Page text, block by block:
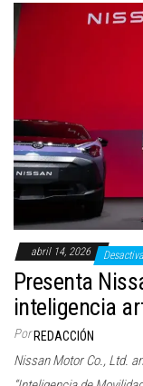
abril 14, 2026
Presenta
inteligencia
Por REDACCIÓN
Nissan Motor Co., Ltd.